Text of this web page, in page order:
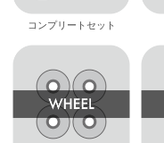
コンプリートセット